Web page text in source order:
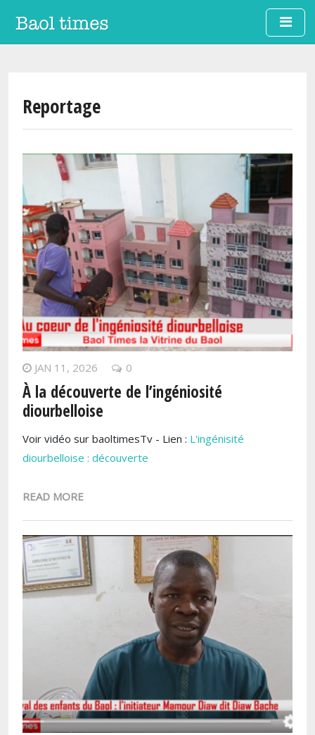
Aller au contenu principal
Reportage
JAN 11, 2026 0
À la découverte de l’ingéniosité
diourbelloise
Voir vidéo sur baoltimesTv - Lien : L'ingénisité
diourbelloise : découverte
READ MORE